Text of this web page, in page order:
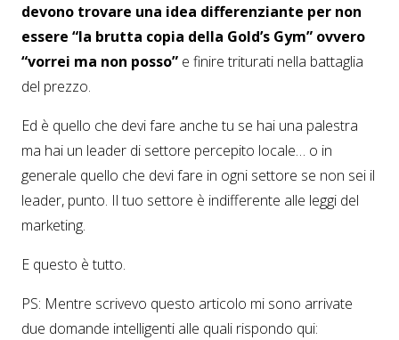
devono trovare una idea differenziante per non
essere “la brutta copia della Gold’s Gym” ovvero
“vorrei ma non posso” e finire triturati nella battaglia
del prezzo.
Ed è quello che devi fare anche tu se hai una palestra
ma hai un leader di settore percepito locale… o in
generale quello che devi fare in ogni settore se non sei il
leader, punto. Il tuo settore è indifferente alle leggi del
marketing.
E questo è tutto.
PS: Mentre scrivevo questo articolo mi sono arrivate
due domande intelligenti alle quali rispondo qui: